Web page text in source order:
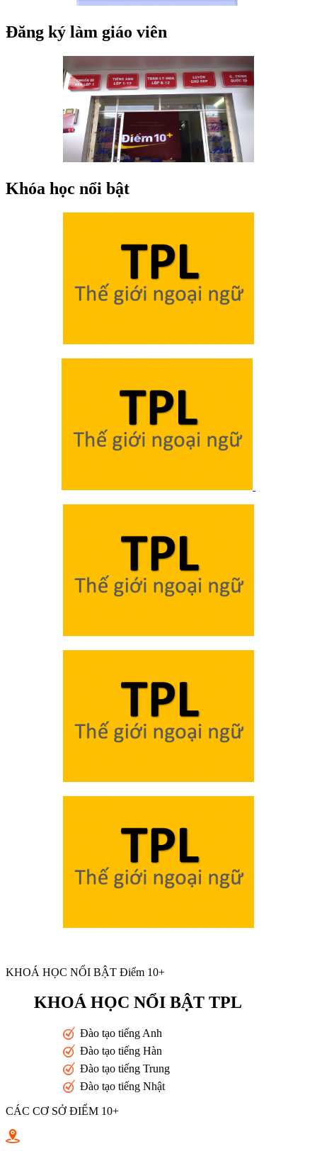
Đăng ký làm giáo viên
Khóa học nổi bật
KHOÁ HỌC NỔI BẬT Điểm 10+
KHOÁ HỌC NỔI BẬT TPL
Đào tạo tiếng Anh
Đào tạo tiếng Hàn
Đào tạo tiếng Trung
Đào tạo tiếng Nhật
CÁC CƠ SỞ ĐIỂM 10+